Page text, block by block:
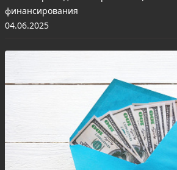
финансирования
04.06.2025